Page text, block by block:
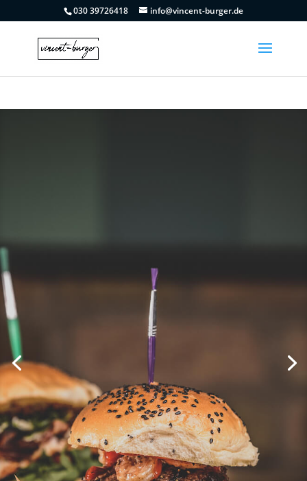
030 39726418 info@vincent-burger.de